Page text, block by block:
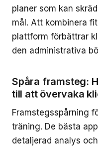
planer som kan
mål. Att kombinera
plattform förbättrar
den administrativa
Spåra framsteg:
till att övervaka
Framstegsspårning
träning. De bästa
detaljerad analys